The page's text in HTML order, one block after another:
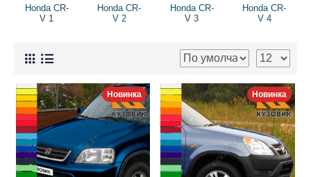
Honda CR-
V 1
Honda CR-
V 2
Honda CR-
V 3
Honda CR-
V 4
Новинка Новинка